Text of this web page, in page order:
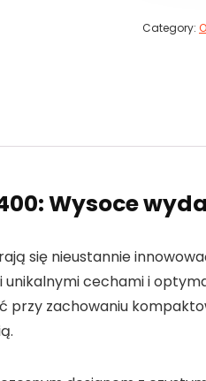
Category:
Wysoce
się nieustannie
cechami i
przy zachowaniu